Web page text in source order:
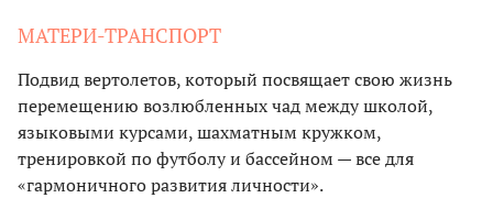
МАТЕРИ-ТРАНСПОРТ
Подвид вертолетов, который посвящает свою жизнь
перемещению возлюбленных чад между школой,
языковыми курсами, шахматным кружком,
тренировкой по футболу и бассейном — все для
«гармоничного развития личности».